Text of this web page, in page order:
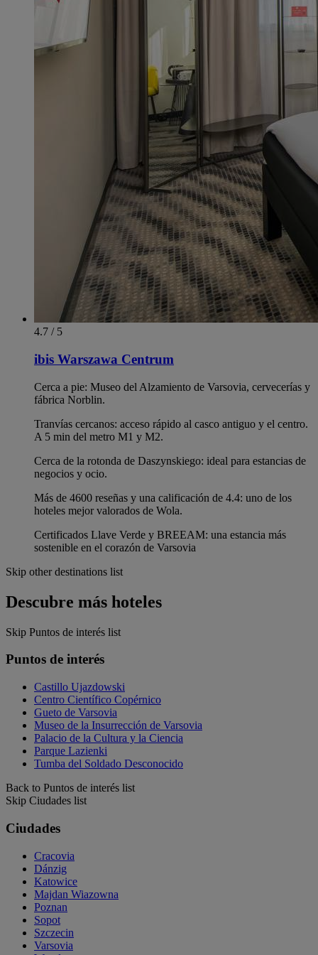
4.7 / 5
ibis Warszawa Centrum
Cerca a pie: Museo del Alzamiento de Varsovia, cervecerías y
fábrica Norblin.
Tranvías cercanos: acceso rápido al casco antiguo y el centro.
A 5 min del metro M1 y M2.
Cerca de la rotonda de Daszynskiego: ideal para estancias de
negocios y ocio.
Más de 4600 reseñas y una calificación de 4.4: uno de los
hoteles mejor valorados de Wola.
Certificados Llave Verde y BREEAM: una estancia más
sostenible en el corazón de Varsovia
Skip other destinations list
Descubre más hoteles
Skip Puntos de interés list
Puntos de interés
Castillo Ujazdowski
Centro Científico Copérnico
Gueto de Varsovia
Museo de la Insurrección de Varsovia
Palacio de la Cultura y la Ciencia
Parque Lazienki
Tumba del Soldado Desconocido
Back to Puntos de interés list
Skip Ciudades list
Ciudades
Cracovia
Dánzig
Katowice
Majdan Wiazowna
Poznan
Sopot
Szczecin
Varsovia